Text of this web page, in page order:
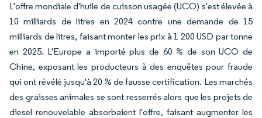
L'offre mondiale d'huile de cuisson usagée (UCO) s'est élevée à
10 milliards de litres en 2024 contre une demande de 15
milliards de litres, faisant monter les prix à 1 200 USD par tonne
en 2025. L'Europe a importé plus de 60 % de son UCO de
Chine, exposant les producteurs à des enquêtes pour fraude
qui ont révélé jusqu'à 20 % de fausse certification. Les marchés
des graisses animales se sont resserrés alors que les projets de
diesel renouvelable absorbaient l'offre, faisant augmenter les